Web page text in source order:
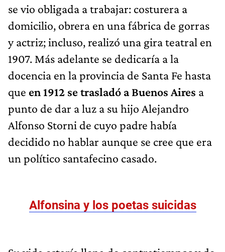
se vio obligada a trabajar: costurera a
domicilio, obrera en una fábrica de gorras
y actriz; incluso, realizó una gira teatral en
1907. Más adelante se dedicaría a la
docencia en la provincia de Santa Fe hasta
que en 1912 se trasladó a Buenos Aires a
punto de dar a luz a su hijo Alejandro
Alfonso Storni de cuyo padre había
decidido no hablar aunque se cree que era
un político santafecino casado.
Alfonsina y los poetas suicidas